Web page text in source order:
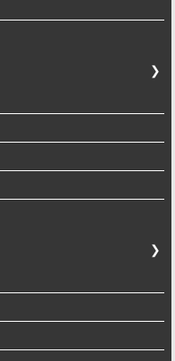
❯
❯